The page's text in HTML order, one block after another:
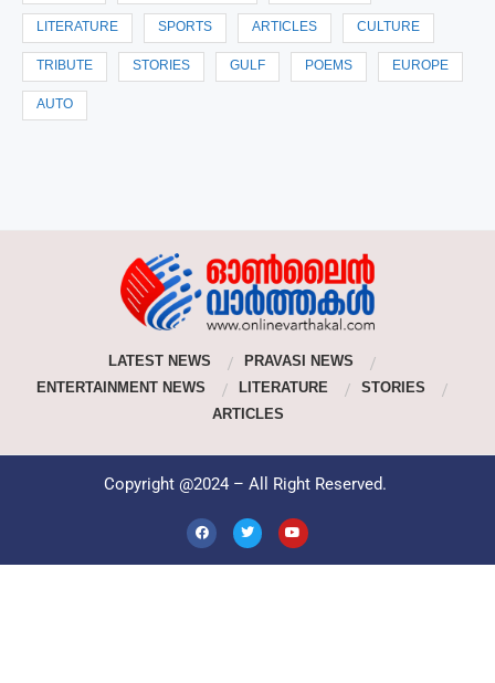
LITERATURE SPORTS ARTICLES CULTURE
TRIBUTE STORIES GULF POEMS EUROPE
AUTO
LATEST NEWS
PRAVASI NEWS
ENTERTAINMENT NEWS
LITERATURE
STORIES
ARTICLES
Copyright @2024 – All Right Reserved.